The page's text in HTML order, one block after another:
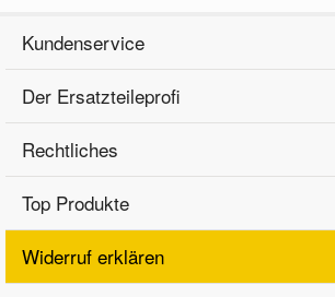
Kundenservice
Der Ersatzteileprofi
Rechtliches
Top Produkte
Widerruf erklären